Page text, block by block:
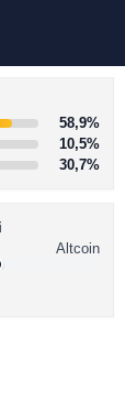
58,9%
10,5%
30,7%
Altcoin